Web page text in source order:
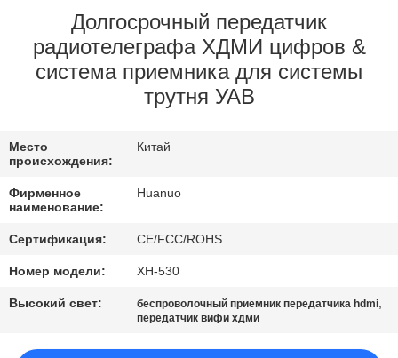
ЗАВОДУ
КОНТРОЛЬ
СВЯЖИТЕСЬ
С
НАМИ
ЗАПРОС
ЦЕНЫ
Долгосрочный передатчик
радиотелеграфа ХДМИ цифров &
система приемника для системы
трутня УАВ
Место
происхождения:
Китай
Фирменное
наименование:
Huanuo
Сертификация: CE/FCC/ROHS
Номер модели: ХН-530
Высокий свет: беспроволочный приемник передатчика hdmi,
передатчик вифи хдми